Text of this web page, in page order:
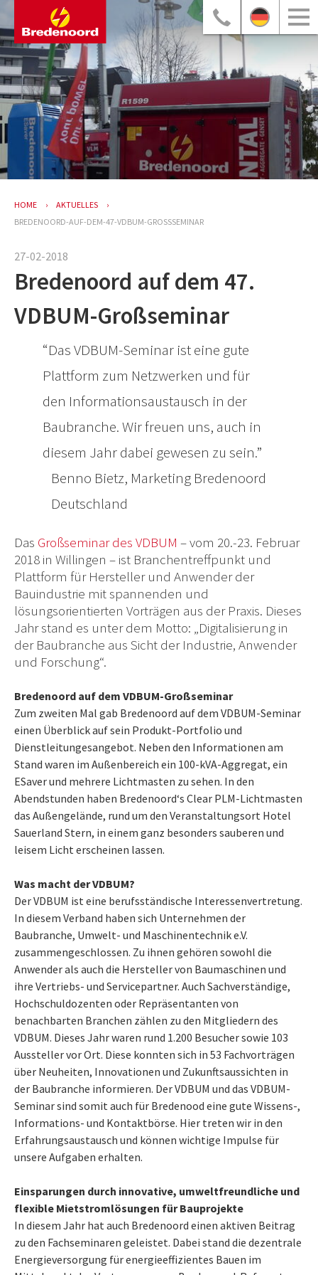
HOME
AKTUELLES
BREDENOORD-AUF-DEM-47-VDBUM-GROSSSEMINAR
27-02-2018
Bredenoord auf dem 47.
VDBUM-Großseminar
Das VDBUM-Seminar ist eine gute
Plattform zum Netzwerken und für
den Informationsaustausch in der
Baubranche. Wir freuen uns, auch in
diesem Jahr dabei gewesen zu sein.
Benno Bietz, Marketing Bredenoord
Deutschland
Das Großseminar des VDBUM – vom 20.-23. Februar
2018 in Willingen – ist Branchentreffpunkt und
Plattform für Hersteller und Anwender der
Bauindustrie mit spannenden und
lösungsorientierten Vorträgen aus der Praxis. Dieses
Jahr stand es unter dem Motto: „Digitalisierung in
der Baubranche aus Sicht der Industrie, Anwender
und Forschung“.
Bredenoord auf dem VDBUM-Großseminar
Zum zweiten Mal gab Bredenoord auf dem VDBUM-Seminar
einen Überblick auf sein Produkt-Portfolio und
Dienstleitungesangebot. Neben den Informationen am
Stand waren im Außenbereich ein 100-kVA-Aggregat, ein
ESaver und mehrere Lichtmasten zu sehen. In den
Abendstunden haben Bredenoord‘s Clear PLM-Lichtmasten
das Außengelände, rund um den Veranstaltungsort Hotel
Sauerland Stern, in einem ganz besonders sauberen und
leisem Licht erscheinen lassen.
Was macht der VDBUM?
Der VDBUM ist eine berufsständische Interessenvertretung.
In diesem Verband haben sich Unternehmen der
Baubranche, Umwelt- und Maschinentechnik e.V.
zusammengeschlossen. Zu ihnen gehören sowohl die
Anwender als auch die Hersteller von Baumaschinen und
ihre Vertriebs- und Servicepartner. Auch Sachverständige,
Hochschuldozenten oder Repräsentanten von
benachbarten Branchen zählen zu den Mitgliedern des
VDBUM. Dieses Jahr waren rund 1.200 Besucher sowie 103
Aussteller vor Ort. Diese konnten sich in 53 Fachvorträgen
über Neuheiten, Innovationen und Zukunftsaussichten in
der Baubranche informieren. Der VDBUM und das VDBUM-
Seminar sind somit auch für Bredenood eine gute Wissens-,
Informations- und Kontaktbörse. Hier treten wir in den
Erfahrungsaustausch und können wichtige Impulse für
unsere Aufgaben erhalten.
Einsparungen durch innovative, umweltfreundliche und
flexible Mietstromlösungen für Bauprojekte
In diesem Jahr hat auch Bredenoord einen aktiven Beitrag
zu den Fachseminaren geleistet. Dabei stand die dezentrale
Energieversorgung für energieeffizientes Bauen im